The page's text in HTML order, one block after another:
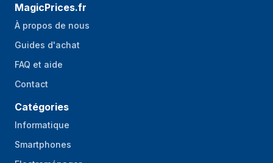
MagicPrices.fr
À propos de nous
Guides d'achat
FAQ et aide
Contact
Catégories
Informatique
Smartphones